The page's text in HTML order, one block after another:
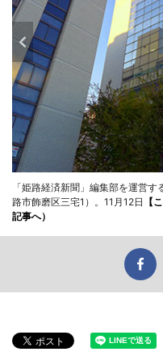
「姫路経済新聞」編集部を運営
路市飾磨区三宅1）。11月12日 【
記事へ）